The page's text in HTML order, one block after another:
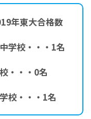
年東大合格数
学校・・・1名
・・・0名
校・・・1名